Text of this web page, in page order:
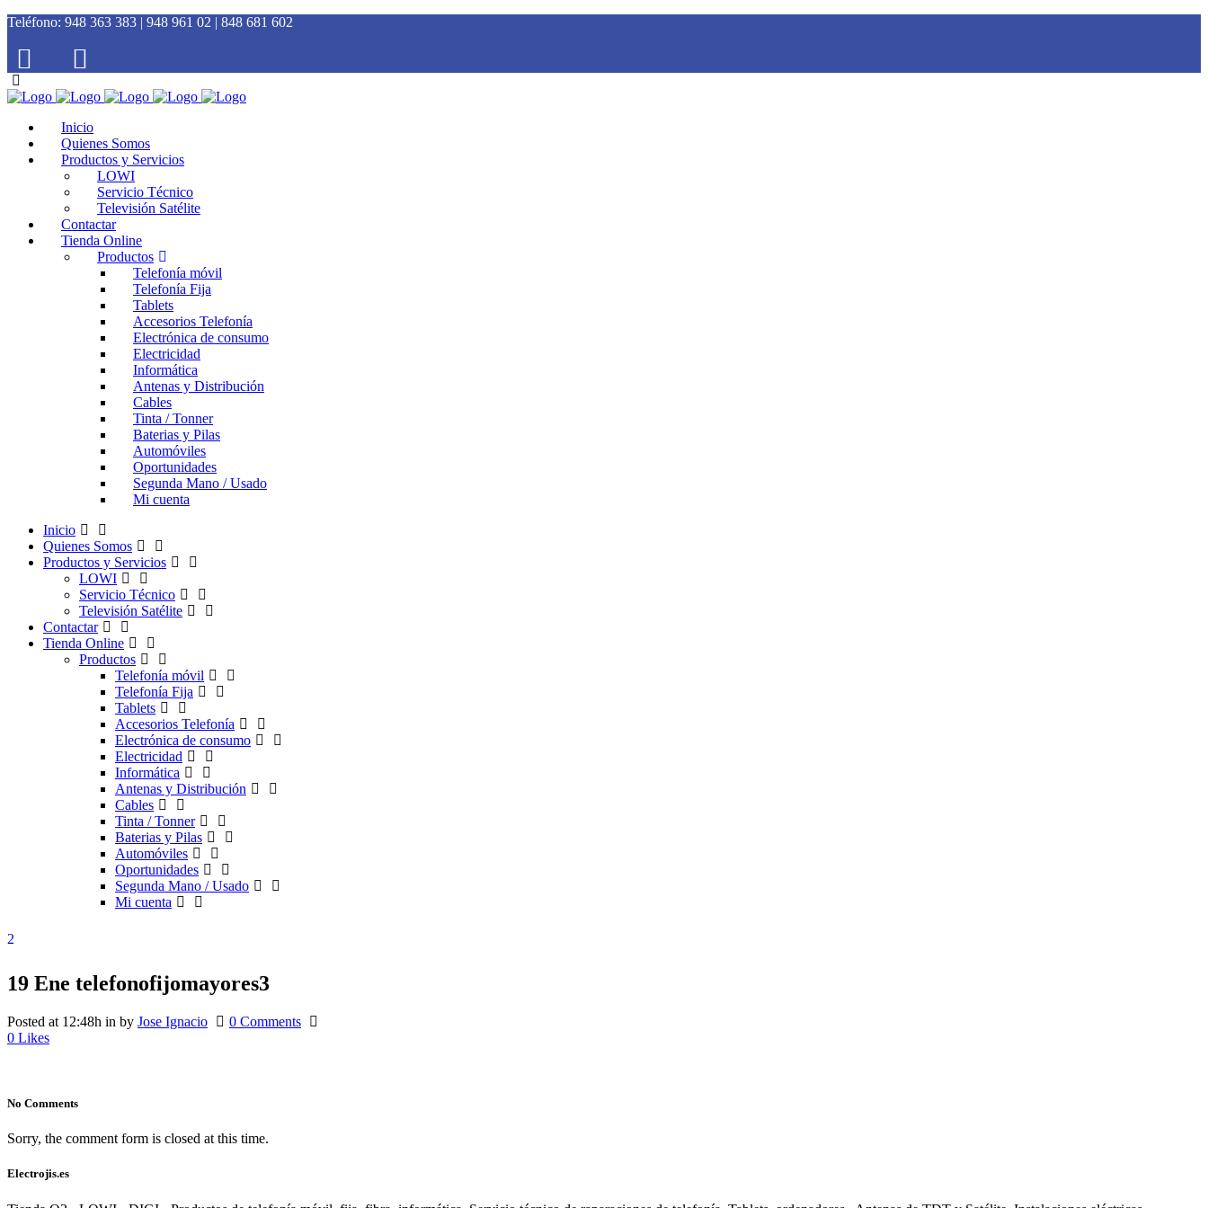
Teléfono: 948 363 383 | 948 961 02 | 848 681 602
Inicio
Quienes Somos
Productos y Servicios
LOWI
Servicio Técnico
Televisión Satélite
Contactar
Tienda Online
Productos
Telefonía móvil
Telefonía Fija
Tablets
Accesorios Telefonía
Electrónica de consumo
Electricidad
Informática
Antenas y Distribución
Cables
Tinta / Tonner
Baterias y Pilas
Automóviles
Oportunidades
Segunda Mano / Usado
Mi cuenta
Inicio
Quienes Somos
Productos y Servicios
LOWI
Servicio Técnico
Televisión Satélite
Contactar
Tienda Online
Productos
Telefonía móvil
Telefonía Fija
Tablets
Accesorios Telefonía
Electrónica de consumo
Electricidad
Informática
Antenas y Distribución
Cables
Tinta / Tonner
Baterias y Pilas
Automóviles
Oportunidades
Segunda Mano / Usado
Mi cuenta
19 Ene telefonofijomayores3
Posted at 12:48h in by Jose Ignacio
0 Comments
0 Likes
No Comments
Sorry, the comment form is closed at this time.
Electrojis.es